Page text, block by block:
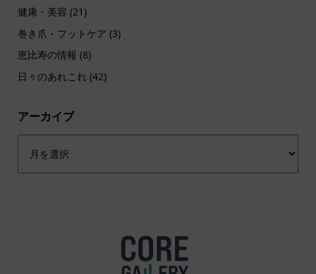
健康・美容 (21)
巻き爪・フットケア (3)
恵比寿の情報 (8)
日々のあれこれ(42)
アーカイブ